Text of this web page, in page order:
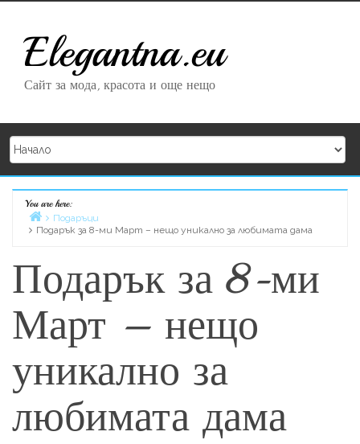
Elegantna.eu
Сайт за мода, красота и още нещо
You are here:
Home
Подаръци
Подарък за 8-ми Март – нещо уникално за любимата дама
Подарък за 8-ми
Март – нещо
уникално за
любимата дама